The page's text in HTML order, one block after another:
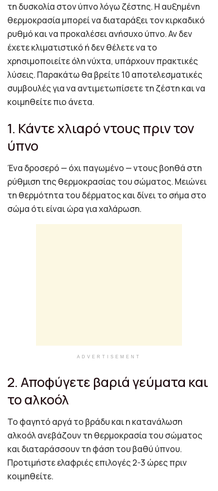
τη δυσκολία στον ύπνο λόγω ζέστης. Η αυξημένη
θερμοκρασία μπορεί να διαταράξει τον κιρκαδικό
ρυθμό και να προκαλέσει ανήσυχο ύπνο. Αν δεν
έχετε κλιματιστικό ή δεν θέλετε να το
χρησιμοποιείτε όλη νύχτα, υπάρχουν πρακτικές
λύσεις. Παρακάτω θα βρείτε 10 αποτελεσματικές
συμβουλές για να αντιμετωπίσετε τη ζέστη και να
κοιμηθείτε πιο άνετα.
1. Κάντε χλιαρό ντους πριν τον
ύπνο
Ένα δροσερό — όχι παγωμένο — ντους βοηθά στη
ρύθμιση της θερμοκρασίας του σώματος. Μειώνει
τη θερμότητα του δέρματος και δίνει το σήμα στο
σώμα ότι είναι ώρα για χαλάρωση.
ADVERTISEMENT
2. Αποφύγετε βαριά γεύματα και
το αλκοόλ
Το φαγητό αργά το βράδυ και η κατανάλωση
αλκοόλ ανεβάζουν τη θερμοκρασία του σώματος
και διαταράσσουν τη φάση του βαθύ ύπνου.
Προτιμήστε ελαφριές επιλογές 2-3 ώρες πριν
κοιμηθείτε.